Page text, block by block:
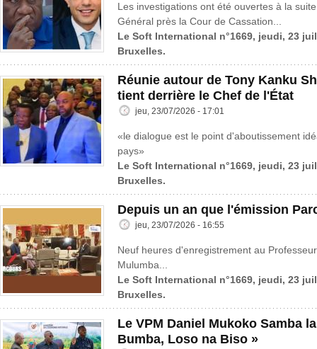
Les investigations ont été ouvertes à la
Général près la Cour de Cassation...
Le Soft International n°1669, jeudi, 23
Bruxelles.
Réunie autour de Tony Kanku
tient derrière le Chef de l'État
jeu, 23/07/2026 - 17:01
«le dialogue est le point d'aboutissement
pays»
Le Soft International n°1669, jeudi, 23
Bruxelles.
Depuis un an que l'émission
jeu, 23/07/2026 - 16:55
Neuf heures d'enregistrement au
Mulumba...
Le Soft International n°1669, jeudi, 23
Bruxelles.
Le VPM Daniel Mukoko Samba
Bumba, Loso na Biso »